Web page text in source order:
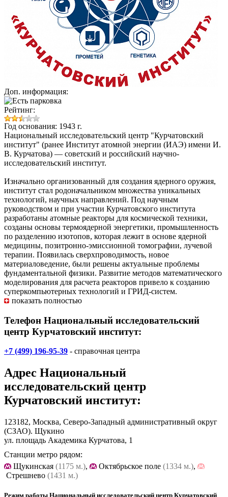
Доп. информация:
Рейтинг:
Год основания: 1943 г.
Национальный исследовательский центр "Курчатовский
институт" (ранее Институт атомной энергии (ИАЭ) имени И.
В. Курчатова) — советский и российский научно-
исследовательский институт.
Изначально организованный для создания ядерного оружия,
институт стал родоначальником множества уникальных
технологий, научных направлений. Под научным
руководством и при участии Курчатовского института
разработаны атомные реакторы для космической техники,
созданы основы термоядерной энергетики, промышленность
по разделению изотопов, которая лежит в основе ядерной
медицины, позитронно-эмиссионной томографии, лучевой
терапии. Появилась сверхпроводимость, новое
материаловедение, были решены актуальные проблемы
фундаментальной физики. Развитие методов математического
моделирования для расчета реакторов привело к созданию
суперкомпьютерных технологий и ГРИД-систем.
показать полностью
Телефон Национальный исследовательский
центр Курчатовский институт:
+7 (499) 196-95-39 - справочная центра
Адрес Национальный
исследовательский центр
Курчатовский институт:
123182, Москва, Северо-Западный административный округ
(СЗАО). Щукино
ул. площадь Академика Курчатова, 1
Станции метро рядом:
Щукинская (1175 м.), Октябрьское поле (1334 м.),
Стрешнево (1431 м.)
Режим работы Национальный исследовательский центр Курчатовский